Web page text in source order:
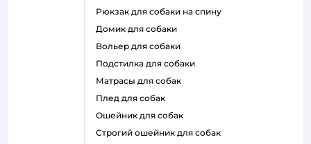
рюкзак для собаки на спину
домик для собаки
вольер для собаки
подстилка для собаки
матрасы для собак
плед для собак
ошейник для собак
строгий ошейник для собак